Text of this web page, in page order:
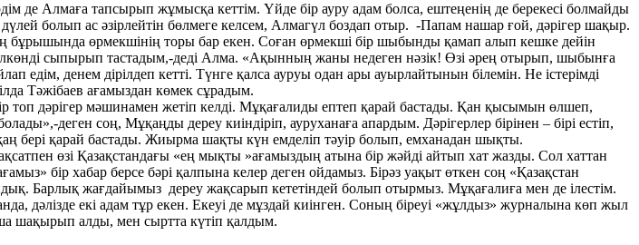
де Алмаға тапсырып жұмысқа кеттім. Үйде бір ауру адам болса, ештеңенің де берекесі болмайды
болып ас әзірлейтін бөлмеге келсем, Алмагүл боздап отыр. -Папам нашар ғой, дәрігер шақыр.
бұрышында өрмекшінің торы бар екен. Соған өрмекші бір шыбынды қамап алып кешке дейін
сыпырып тастадым,-деді Алма. «Ақынның жаны недеген нәзік! Өзі әрең отырып, шыбынға
денем дірілдеп кетті. Түнге қалса ауруы одан ары ауырлайтынын білемін. Не істерімді
Тәжібаев ағамыздан көмек сұрадым.
топ дәрігер мәшинамен жетіп келді. Мұқағалиды ептеп қарай бастады. Қан қысымын өлшеп,
деген соң, Мұқаңды дереу киіндіріп, ауруханаға апардым. Дәрігерлер бірінен – бірі естіп,
бері қарай бастады. Жиырма шақты күн емделіп тәуір болып, емханадан шықты.
өзі Қазақстандағы «ең мықты »ағамыздың атына бір жәйді айтып хат жазды. Сол хаттан
бір хабар берсе бәрі қалпына келер деген ойдамыз. Бірәз уақыт өткен соң «Қазақстан
Барлық жағдайымыз дереу жақсарып кететіндей болып отырмыз. Мұқағалиға мен де ілестім.
дәлізде екі адам тұр екен. Екеуі де мұздай киінген. Соның біреуі «жұлдыз» журналына көп жыл
шақырып алды, мен сыртта күтіп қалдым.